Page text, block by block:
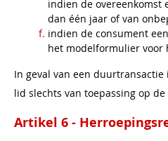
indien de overeenkomst
dan één jaar of van
indien de consument
het modelformulier voor
In geval van een
lid slechts van toepassing op
Artikel 6 -